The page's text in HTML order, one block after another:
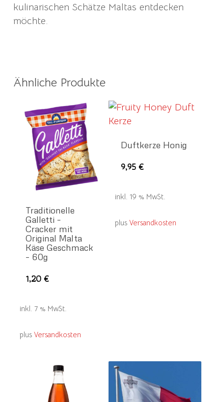
kulinarischen Schätze Maltas entdecken
möchte.
Ähnliche Produkte
Traditionelle
Galletti –
Cracker mit
Original Malta
Käse Geschmack
– 60g
1,20€
inkl. 7 % MwSt.
plus Versandkosten
Duftkerze Honig
9,95€
inkl. 19 % MwSt.
plusVersandkosten